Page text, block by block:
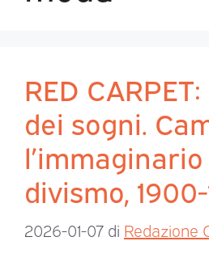
RED
dei sogni.
divismo,
2026-01-07 di Redazione